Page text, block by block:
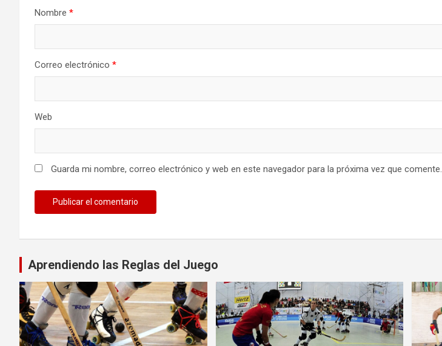
Nombre *
Correo electrónico *
Web
Guarda mi nombre, correo electrónico y web en este navegador para la próxima vez que comente.
Aprendiendo las Reglas del Juego